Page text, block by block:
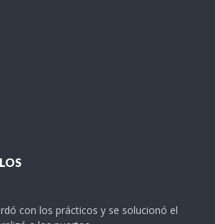
con los prácticos y se solucionó el